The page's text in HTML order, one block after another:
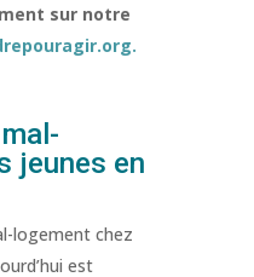
sur notre
jeunes en
logement chez
est